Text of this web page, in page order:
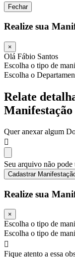
Fechar
Realize sua
×
Olá Fábio Santos
Escolha o tipo de
Escolha o
Relate
Manifestação
Quer anexar algum
Seu arquivo não
Cadastrar
Realize sua
×
Escolha o tipo de
Escolha o tipo de
Fique atento a essa